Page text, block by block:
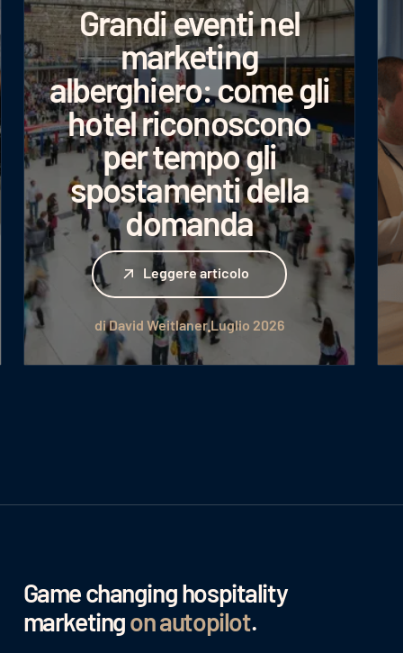
Grandi eventi nel
marketing
alberghiero: come gli
hotel riconoscono
per tempo gli
spostamenti della
domanda
Leggere articolo
Leggere articolo
di David WeitlanerLuglio 2026
Game changing hospitality
marketingon autopilot.